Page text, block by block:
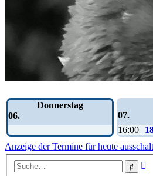
Donnerstag
06.
07.
16:00
Anzeige der Termine für heute
Suche